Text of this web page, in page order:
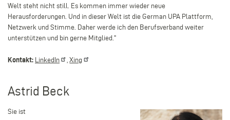
Welt steht nicht still. Es kommen immer wieder neue
Herausforderungen. Und in dieser Welt ist die German UPA Plattform,
Netzwerk und Stimme. Daher werde ich den Berufsverband weiter
unterstützen und bin gerne Mitglied."
Kontakt: LinkedIn ,Xing
Astrid Beck
Sie ist